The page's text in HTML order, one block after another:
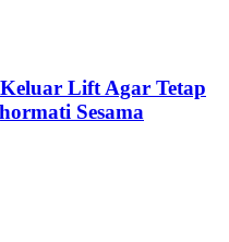
Lift Agar Tetap
Sesama